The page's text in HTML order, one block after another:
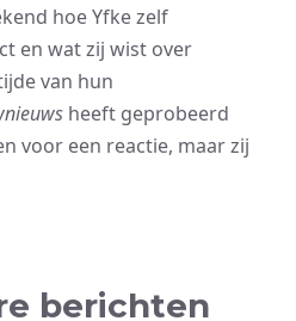
hoe Yfke zelf
en wat zij wist over
van hun
heeft geprobeerd
voor een reactie, maar zij
berichten